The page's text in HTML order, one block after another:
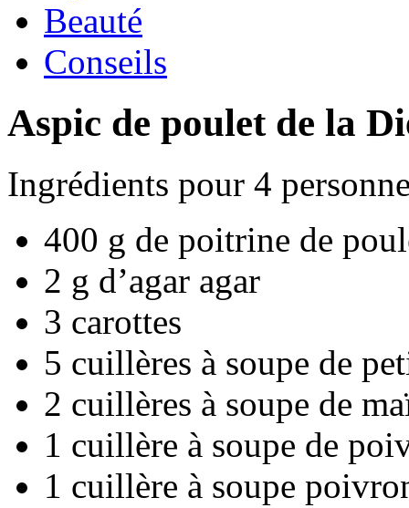
Beauté
Conseils
Aspic de poulet de la
Ingrédients pour 4
400 g de poitrine de
2 g d’agar agar
3 carottes
5 cuillères à soupe de
2 cuillères à soupe de
1 cuillère à soupe de
1 cuillère à soupe